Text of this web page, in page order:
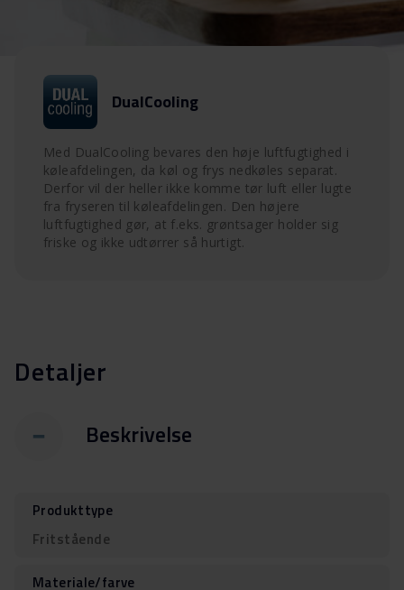
DualCooling
Med DualCooling bevares den høje luftfugtighed i
køleafdelingen, da køl og frys nedkøles separat.
Derfor vil der heller ikke komme tør luft eller lugte
fra fryseren til køleafdelingen. Den højere
luftfugtighed gør, at f.eks. grøntsager holder sig
friske og ikke udtørrer så hurtigt.
Detaljer
Beskrivelse
Produkttype
Fritstående
Materiale/farve